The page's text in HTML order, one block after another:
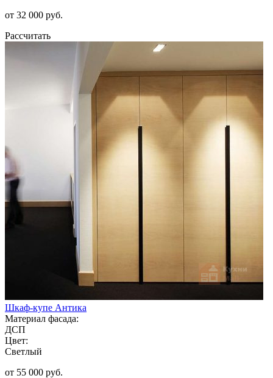
от 32 000 руб.
Рассчитать
Шкаф-купе Антика
Материал фасада:
ДСП
Цвет:
Светлый
от 55 000 руб.